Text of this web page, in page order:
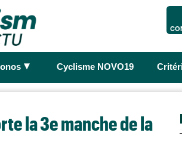
► Cyclisme NOVO19
la 3e manche de la